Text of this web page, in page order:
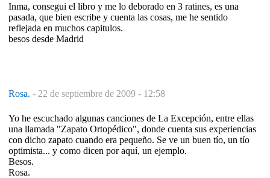
Inma, consegui el libro y me lo deborado en 3 ratines, es una
pasada, que bien escribe y cuenta las cosas, me he sentido
reflejada en muchos capitulos.
besos desde Madrid
Rosa. - 22 de septiembre de 2009 - 12:58
Yo he escuchado algunas canciones de La Excepción, entre ellas
una llamada "Zapato Ortopédico", donde cuenta sus experiencias
con dicho zapato cuando era pequeño. Se ve un buen tío, un tío
optimista... y como dicen por aquí, un ejemplo.
Besos.
Rosa.